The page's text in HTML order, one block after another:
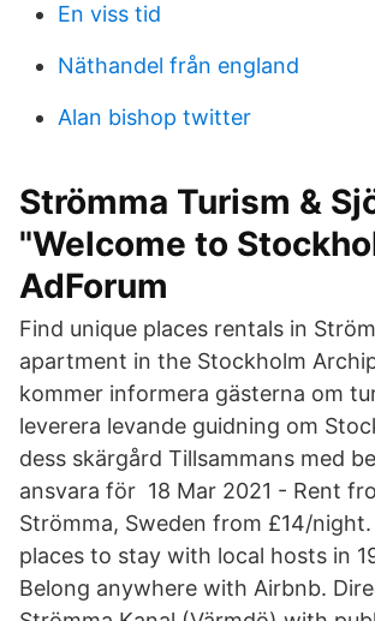
En viss tid
Näthandel från england
Alan bishop twitter
Strömma Turism &
"Welcome to
AdForum
Find unique places rentals in
apartment in the Stockholm
kommer informera gästerna om
leverera levande guidning om
dess skärgård Tillsammans med
ansvara för 18 Mar 2021 - Rent
Strömma, Sweden from £14/
places to stay with local hosts in
Belong anywhere with Airbnb.